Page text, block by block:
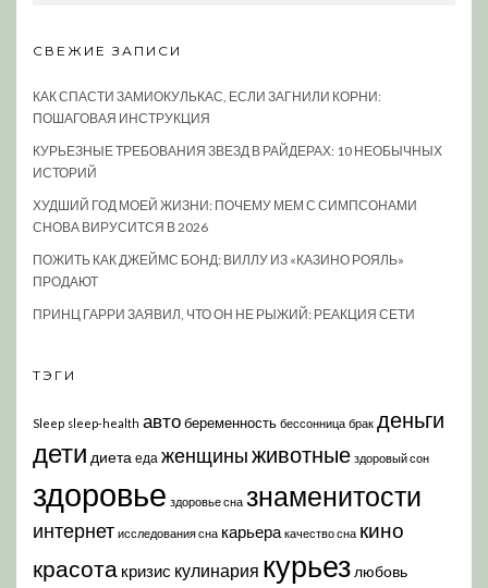
СВЕЖИЕ ЗАПИСИ
КАК СПАСТИ ЗАМИОКУЛЬКАС, ЕСЛИ ЗАГНИЛИ КОРНИ:
ПОШАГОВАЯ ИНСТРУКЦИЯ
КУРЬЕЗНЫЕ ТРЕБОВАНИЯ ЗВЕЗД В РАЙДЕРАХ: 10 НЕОБЫЧНЫХ
ИСТОРИЙ
ХУДШИЙ ГОД МОЕЙ ЖИЗНИ: ПОЧЕМУ МЕМ С СИМПСОНАМИ
СНОВА ВИРУСИТСЯ В 2026
ПОЖИТЬ КАК ДЖЕЙМС БОНД: ВИЛЛУ ИЗ «КАЗИНО РОЯЛЬ»
ПРОДАЮТ
ПРИНЦ ГАРРИ ЗАЯВИЛ, ЧТО ОН НЕ РЫЖИЙ: РЕАКЦИЯ СЕТИ
ТЭГИ
Sleep sleep-health автобеременность бессонница брак деньги
дети диета еда женщиныживотные здоровый сон
здоровье здоровье сна знаменитости
интернет исследования сна карьера качество сна кино
красота кризис кулинария курьез любовь